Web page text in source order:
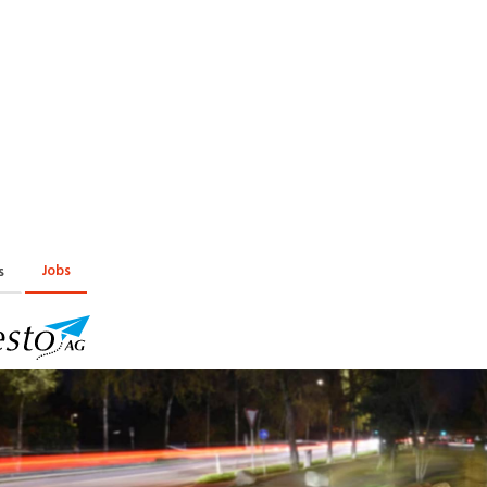
Rettung, Polizei, Zoll
Jobs